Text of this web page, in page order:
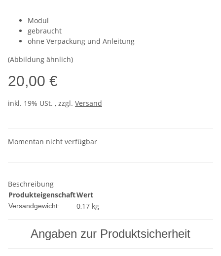
Modul
gebraucht
ohne Verpackung und Anleitung
(Abbildung ähnlich)
20,00 €
inkl. 19% USt. , zzgl. Versand
Momentan nicht verfügbar
Beschreibung
ProdukteigenschaftWert
Versandgewicht: 0,17 kg
Angaben zur Produktsicherheit